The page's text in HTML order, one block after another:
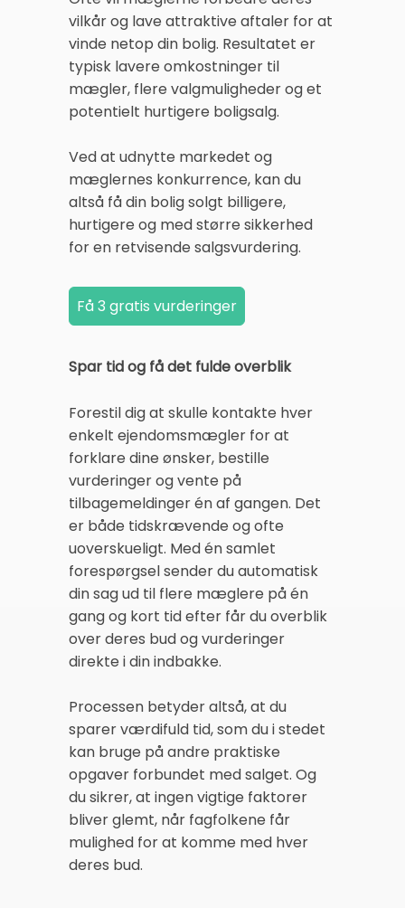
vilkår og lave attraktive aftaler for at
vinde netop din bolig. Resultatet er
typisk lavere omkostninger til
mægler, flere valgmuligheder og et
potentielt hurtigere boligsalg.
Ved at udnytte markedet og
mæglernes konkurrence, kan du
altså få din bolig solgt billigere,
hurtigere og med større sikkerhed
for en retvisende salgsvurdering.
Spar tid og få det fulde overblik
Forestil dig at skulle kontakte hver
enkelt ejendomsmægler for at
forklare dine ønsker, bestille
vurderinger og vente på
tilbagemeldinger én af gangen. Det
er både tidskrævende og ofte
uoverskueligt. Med én samlet
forespørgsel sender du automatisk
din sag ud til flere mæglere på én
gang og kort tid efter får du overblik
over deres bud og vurderinger
direkte i din indbakke.
Processen betyder altså, at du
sparer værdifuld tid, som du i stedet
kan bruge på andre praktiske
opgaver forbundet med salget. Og
du sikrer, at ingen vigtige faktorer
bliver glemt, når fagfolkene får
mulighed for at komme med hver
deres bud.